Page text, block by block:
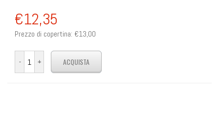
€12,35
Prezzo di copertina: €13,00